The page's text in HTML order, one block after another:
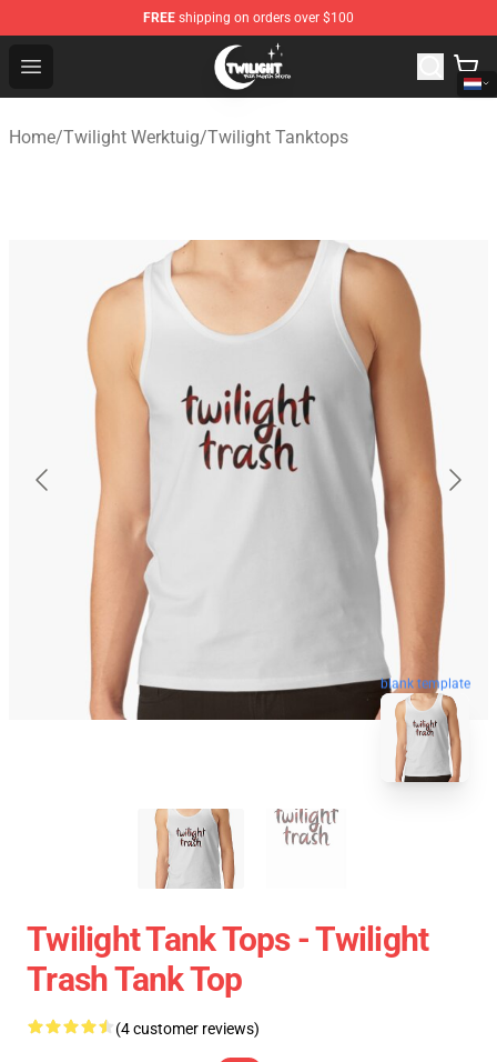
FREE shipping on orders over $100
Open menu
Twilight Store - Official Twilight Merchandise Shop
Home/Twilight Werktuig/Twilight Tanktops
blank template
Twilight Tank Tops - Twilight
Trash Tank Top
(4 customer reviews)